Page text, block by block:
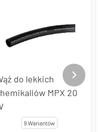
do lekkich
MPX 20
9 Wariantów